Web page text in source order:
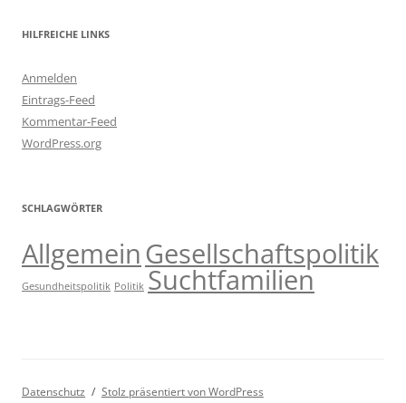
HILFREICHE LINKS
Anmelden
Eintrags-Feed
Kommentar-Feed
WordPress.org
SCHLAGWÖRTER
AllgemeinGesellschaftspolitik
Gesundheitspolitik Politik Suchtfamilien
Datenschutz Stolz präsentiert von WordPress